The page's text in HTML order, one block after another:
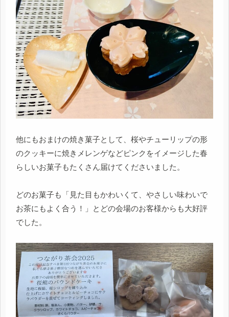
他にもおまけの焼き菓子として、桜やチューリップの形
のクッキーに焼きメレンゲなどピンクをイメージした春
らしいお菓子もたくさん届けてくださいました。
どのお菓子も「見た目もかわいくて、やさしい味わいで
お茶にもよく合う！」とどの会場のお客様からも大好評
でした。